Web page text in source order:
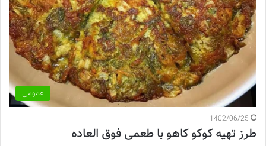
عمومی
1402/06/25
طرز تهیه کوکو کاهو با طعمی فوق العاده